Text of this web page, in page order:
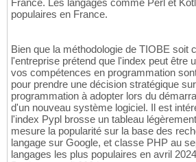
populaires en France.
Bien que la méthodologie de TIOBE soit
l'entreprise prétend que l'index peut être
vos compétences en programmation
pour prendre une décision stratégique
programmation à adopter lors du
d'un nouveau système logiciel. Il est
l'index Pypl brosse un tableau
mesure la popularité sur la base des
langage sur Google, et classe PHP au
langages les plus populaires en avril